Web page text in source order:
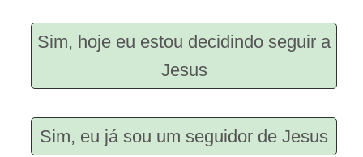
Sim, hoje eu estou decidindo seguir a
Jesus
Sim, eu já sou um seguidor de Jesus